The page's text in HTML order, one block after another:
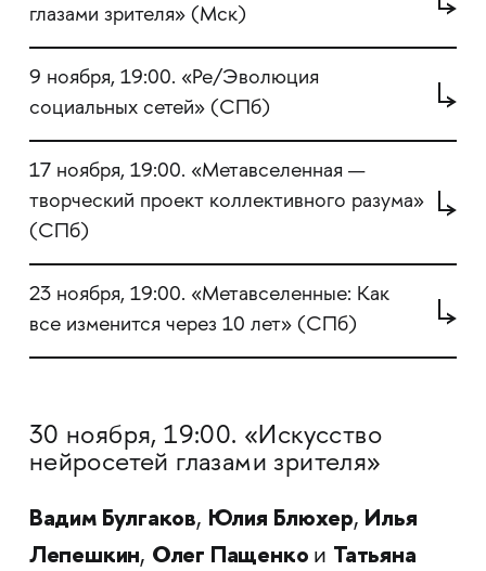
глазами зрителя» (Мск)
9 ноября, 19:00. «Ре/Эволюция
социальных сетей» (СПб)
17 ноября, 19:00. «Метавселенная —
творческий проект коллективного разума»
(СПб)
23 ноября, 19:00. «Метавселенные: Как
все изменится через 10 лет» (СПб)
30 ноября, 19:00. «Искусство
нейросетей глазами зрителя»
Вадим Булгаков, Юлия Блюхер, Илья
Лепешкин, Олег Пащенко и Татьяна